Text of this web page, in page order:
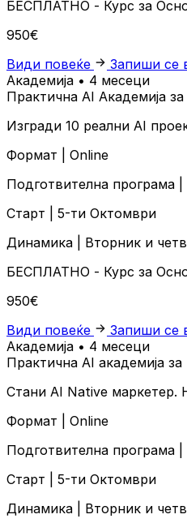
БЕСПЛАТНО - Курс за
950€
Види повеќе
Запиши се
Академија • 4 месеци
Практична AI Академија
Изгради 10 реални AI
Формат | Online
Подготвителна програма |
Старт | 5-ти Октомври
Динамика | Вторник и
БЕСПЛАТНО - Курс за
950€
Види повеќе
Запиши се
Академија • 4 месеци
Практична AI академија
Стани AI Native маркетер.
Формат | Online
Подготвителна програма |
Старт | 5-ти Октомври
Динамика | Вторник и